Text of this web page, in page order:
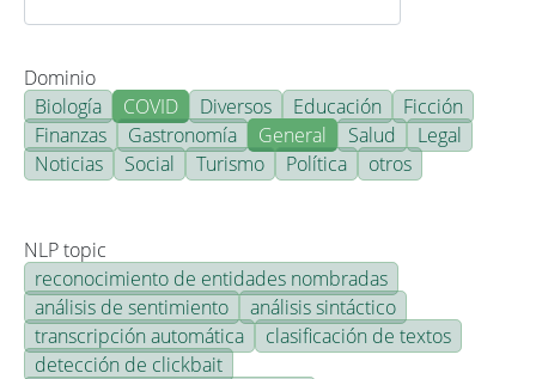
Dominio
Biología
COVID Diversos Educación
Ficción
Finanzas
Gastronomía General Salud
Legal
Noticias
Social Turismo Política otros
NLP topic
reconocimiento de entidades nombradas
análisis de sentimiento
análisis sintáctico
transcripción automática
clasificación de textos
detección de clickbait